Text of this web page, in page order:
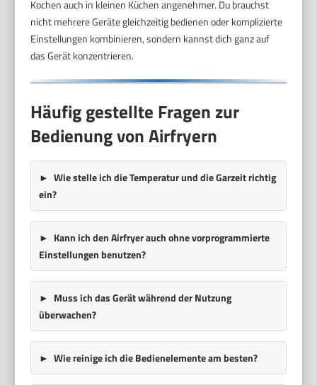
Kochen auch in kleinen Küchen angenehmer. Du brauchst
nicht mehrere Geräte gleichzeitig bedienen oder komplizierte
Einstellungen kombinieren, sondern kannst dich ganz auf
das Gerät konzentrieren.
Häufig gestellte Fragen zur
Bedienung von Airfryern
Wie stelle ich die Temperatur und die Garzeit richtig
ein?
Kann ich den Airfryer auch ohne vorprogrammierte
Einstellungen benutzen?
Muss ich das Gerät während der Nutzung
überwachen?
Wie reinige ich die Bedienelemente am besten?